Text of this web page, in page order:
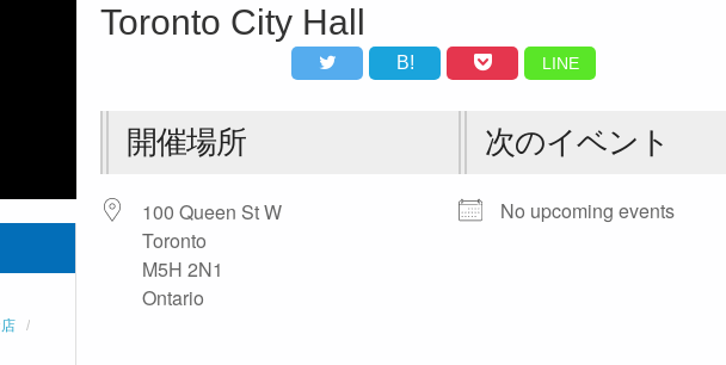
Toronto City Hall
B! LINE
開催場所
100 Queen St W
Toronto
M5H 2N1
Ontario
次のイベント
No upcoming events